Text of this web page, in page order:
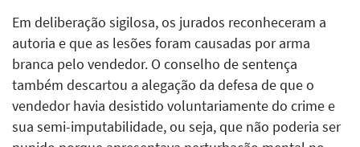
Em deliberação sigilosa, os jurados reconheceram a
autoria e que as lesões foram causadas por arma
branca pelo vendedor. O conselho de sentença
também descartou a alegação da defesa de que o
vendedor havia desistido voluntariamente do crime e
sua semi-imputabilidade, ou seja, que não poderia ser